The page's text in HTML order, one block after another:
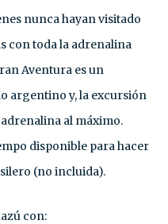
nunca hayan visitado
con toda la adrenalina
Aventura es un
argentino y, la excursión
al máximo.
disponible para hacer
(no incluida).
con: